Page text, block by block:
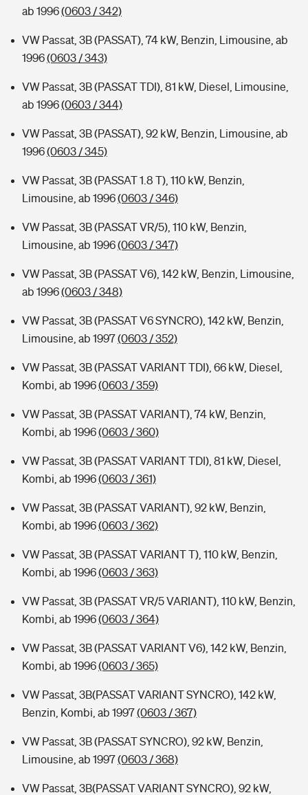
ab 1996(0603 / 342)
VW Passat, 3B (PASSAT), 74 kW, Benzin, Limousine, ab
1996(0603 / 343)
VW Passat, 3B (PASSAT TDI), 81 kW, Diesel, Limousine,
ab 1996(0603 / 344)
VW Passat, 3B (PASSAT), 92 kW, Benzin, Limousine, ab
1996(0603 / 345)
VW Passat, 3B (PASSAT 1.8 T), 110 kW, Benzin,
Limousine, ab 1996(0603 / 346)
VW Passat, 3B (PASSAT VR/5), 110 kW, Benzin,
Limousine, ab 1996(0603 / 347)
VW Passat, 3B (PASSAT V6), 142 kW, Benzin, Limousine,
ab 1996(0603 / 348)
VW Passat, 3B (PASSAT V6 SYNCRO), 142 kW, Benzin,
Limousine, ab 1997(0603 / 352)
VW Passat, 3B (PASSAT VARIANT TDI), 66 kW, Diesel,
Kombi, ab 1996(0603 / 359)
VW Passat, 3B (PASSAT VARIANT), 74 kW, Benzin,
Kombi, ab 1996(0603 / 360)
VW Passat, 3B (PASSAT VARIANT TDI), 81 kW, Diesel,
Kombi, ab 1996(0603 / 361)
VW Passat, 3B (PASSAT VARIANT), 92 kW, Benzin,
Kombi, ab 1996(0603 / 362)
VW Passat, 3B (PASSAT VARIANT T), 110 kW, Benzin,
Kombi, ab 1996(0603 / 363)
VW Passat, 3B (PASSAT VR/5 VARIANT), 110 kW, Benzin,
Kombi, ab 1996(0603 / 364)
VW Passat, 3B (PASSAT VARIANT V6), 142 kW, Benzin,
Kombi, ab 1996(0603 / 365)
VW Passat, 3B(PASSAT VARIANT SYNCRO), 142 kW,
Benzin, Kombi, ab 1997(0603 / 367)
VW Passat, 3B (PASSAT SYNCRO), 92 kW, Benzin,
Limousine, ab 1997(0603 / 368)
VW Passat, 3B(PASSAT VARIANT SYNCRO), 92 kW,